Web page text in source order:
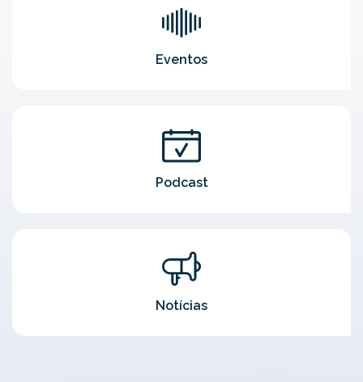
Eventos
Podcast
Notícias